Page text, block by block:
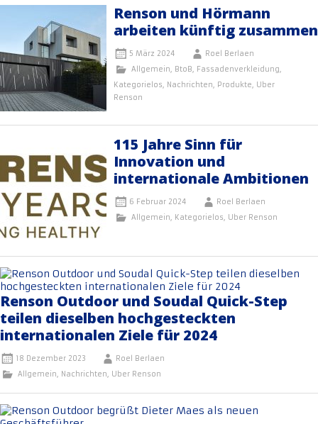
Renson und Hörmann
arbeiten künftig zusammen
5 März 2024
Roel Berlaen
Allgemein, BtoB, Fassadenverkleidung,
Kategorielos, Nachrichten, Produkte, Uber
Renson
115 Jahre Sinn für
Innovation und
internationale Ambitionen
6 Februar 2024
Roel Berlaen
Allgemein, Kategorielos, Uber Renson
Renson Outdoor und Soudal Quick-Step
teilen dieselben hochgesteckten
internationalen Ziele für 2024
18 Dezember 2023
Roel Berlaen
Allgemein, Nachrichten, Uber Renson